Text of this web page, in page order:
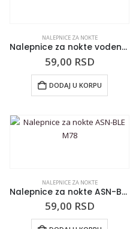
NALEPNICE ZA NOKTE
Nalepnice za nokte vodene ASNBLED389
59,00 RSD
DODAJ U KORPU
NALEPNICE ZA NOKTE
Nalepnice za nokte ASN-BLE M78
59,00 RSD